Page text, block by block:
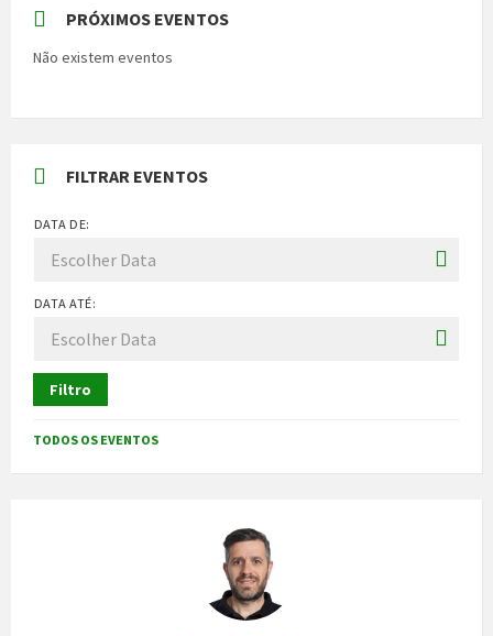
PRÓXIMOS EVENTOS
Não existem eventos
FILTRAR EVENTOS
DATA DE:
DATA ATÉ:
Filtro
TODOS OS EVENTOS